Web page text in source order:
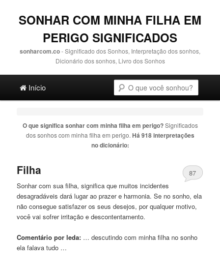
SONHAR COM MINHA FILHA EM
PERIGO SIGNIFICADOS
sonharcom.co- Significado dos Sonhos, Interpretação dos sonhos,
Dicionário dos sonhos, Livro dos Sonhos
Ir para o conteúdo principal
Ir para o conteúdo secundário
Início
O que significa sonhar com minha filha em perigo?Significados
dos sonhos com minha filha em perigo. Há 918 interpretações
no dicionário:
Filha
87
Sonhar com suafilha, significa que muitos incidentes
desagradáveis ​​dará lugar ao prazer e harmonia. Se no sonho, ela
não consegue satisfazer os seus desejos, por qualquer motivo,
você vai sofrer irritação e descontentamento.
Comentário por leda: … descutindo com minha filha no sonho
ela falava tudo …